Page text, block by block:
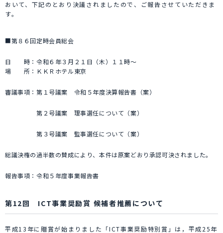
おいて、下記のとおり決議されましたので、ご報告させていただきま
す。
■第８６回定時会員総会
日 時：令和６年３月２１日（木）１１時～
場 所：ＫＫＲホテル東京
審議事項：第１号議案 令和５年度決算報告書（案）
第２号議案 理事選任について（案）
第３号議案 監事選任について（案）
総議決権の過半数の賛成により、本件は原案どおり承認可決されました。
報告事項：令和５年度事業報告書
第12回 ICT事業奨励賞 候補者推薦について
平成13年に贈賞が始まりました「ICT事業奨励特別賞」は，平成25年